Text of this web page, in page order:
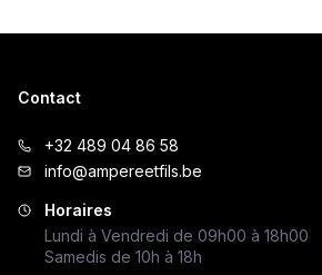
Contact
+32 489 04 86 58
info@ampereetfils.be
Horaires
Lundi à Vendredi de 09h00 à 18h00
Samedis de 10h à 18h